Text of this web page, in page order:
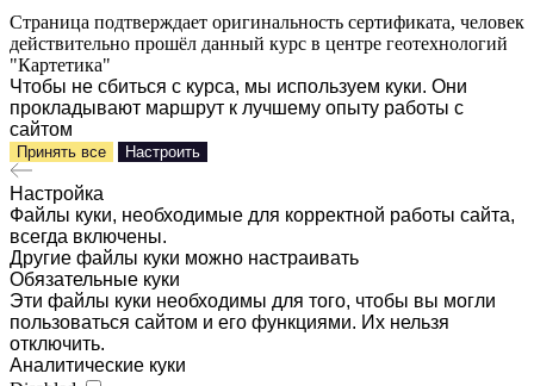
Страница подтверждает оригинальность сертификата, человек
действительно прошёл данный курс в центре геотехнологий
"Картетика"
Чтобы не сбиться с курса, мы используем куки. Они
прокладывают маршрут к лучшему опыту работы с
сайтом
Принять все Настроить
Настройка
Файлы куки, необходимые для корректной работы сайта,
всегда включены.
Другие файлы куки можно настраивать
Обязательные куки
Эти файлы куки необходимы для того, чтобы вы могли
пользоваться сайтом и его функциями. Их нельзя
отключить.
Аналитические куки